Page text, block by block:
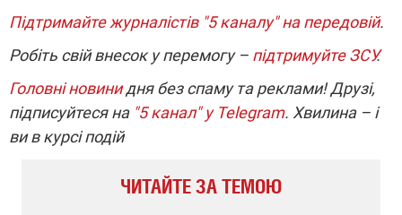
Підтримайте журналістів "5 каналу" на передовій.
Робіть свій внесок у перемогу – підтримуйте ЗСУ.
Головні новинидня без спаму та реклами! Друзі,
підписуйтеся на "5 канал" у Telegram. Хвилина – і
ви в курсі подій
ЧИТАЙТЕ ЗА ТЕМОЮ